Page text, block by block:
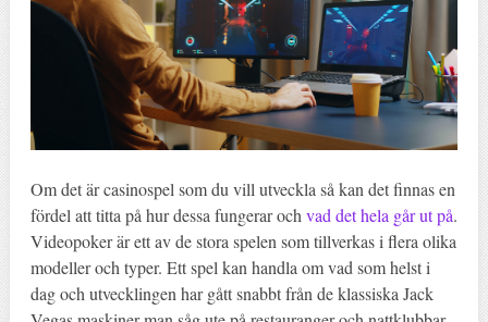
Om det är casinospel som du vill utveckla så kan det finnas en
fördel att titta på hur dessa fungerar och vad det hela går ut på.
Videopoker är ett av de stora spelen som tillverkas i flera olika
modeller och typer. Ett spel kan handla om vad som helst i
dag och utvecklingen har gått snabbt från de klassiska Jack